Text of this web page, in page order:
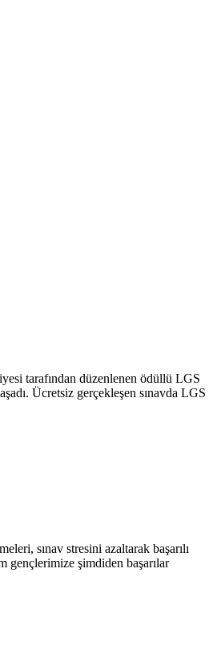
tarafından düzenlenen ödüllü LGS
Ücretsiz gerçekleşen sınavda LGS
sınav stresini azaltarak başarılı
gençlerimize şimdiden başarılar